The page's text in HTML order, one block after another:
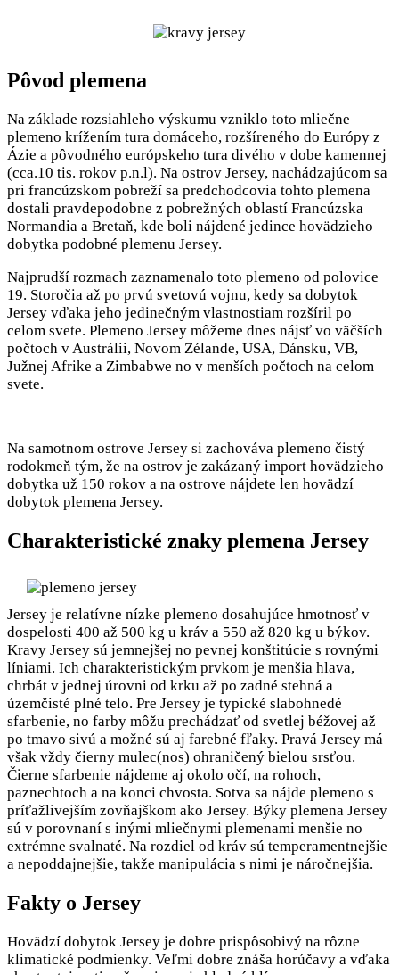
Pôvod plemena
Na základe rozsiahleho výskumu vzniklo toto mliečne
plemeno krížením tura domáceho, rozšíreného do Európy z
Ázie a pôvodného európskeho tura divého v dobe kamennej
(cca.10 tis. rokov p.n.l). Na ostrov Jersey, nachádzajúcom sa
pri francúzskom pobreží sa predchodcovia tohto plemena
dostali pravdepodobne z pobrežných oblastí Francúzska
Normandia a Bretaň, kde boli nájdené jedince hovädzieho
dobytka podobné plemenu Jersey.
Najprudší rozmach zaznamenalo toto plemeno od polovice
19. Storočia až po prvú svetovú vojnu, kedy sa dobytok
Jersey vďaka jeho jedinečným vlastnostiam rozšíril po
celom svete. Plemeno Jersey môžeme dnes nájsť vo väčších
počtoch v Austrálii, Novom Zélande, USA, Dánsku, VB,
Južnej Afrike a Zimbabwe no v menších počtoch na celom
svete.
Na samotnom ostrove Jersey si zachováva plemeno čistý
rodokmeň tým, že na ostrov je zakázaný import hovädzieho
dobytka už 150 rokov a na ostrove nájdete len hovädzí
dobytok plemena Jersey.
Charakteristické znaky plemena Jersey
Jersey je relatívne nízke plemeno dosahujúce hmotnosť v
dospelosti 400 až 500 kg u kráv a 550 až 820 kg u býkov.
Kravy Jersey sú jemnejšej no pevnej konštitúcie s rovnými
líniami. Ich charakteristickým prvkom je menšia hlava,
chrbát v jednej úrovni od krku až po zadné stehná a
územčisté plné telo. Pre Jersey je typické slabohnedé
sfarbenie, no farby môžu prechádzať od svetlej béžovej až
po tmavo sivú a možné sú aj farebné fľaky. Pravá Jersey má
však vždy čierny mulec(nos) ohraničený bielou srsťou.
Čierne sfarbenie nájdeme aj okolo očí, na rohoch,
paznechtoch a na konci chvosta. Sotva sa nájde plemeno s
príťažlivejším zovňajškom ako Jersey. Býky plemena Jersey
sú v porovnaní s inými mliečnymi plemenami menšie no
extrémne svalnaté. Na rozdiel od kráv sú temperamentnejšie
a nepoddajnejšie, takže manipulácia s nimi je náročnejšia.
Fakty o Jersey
Hovädzí dobytok Jersey je dobre prispôsobivý na rôzne
klimatické podmienky. Veľmi dobre znáša horúčavy a vďaka